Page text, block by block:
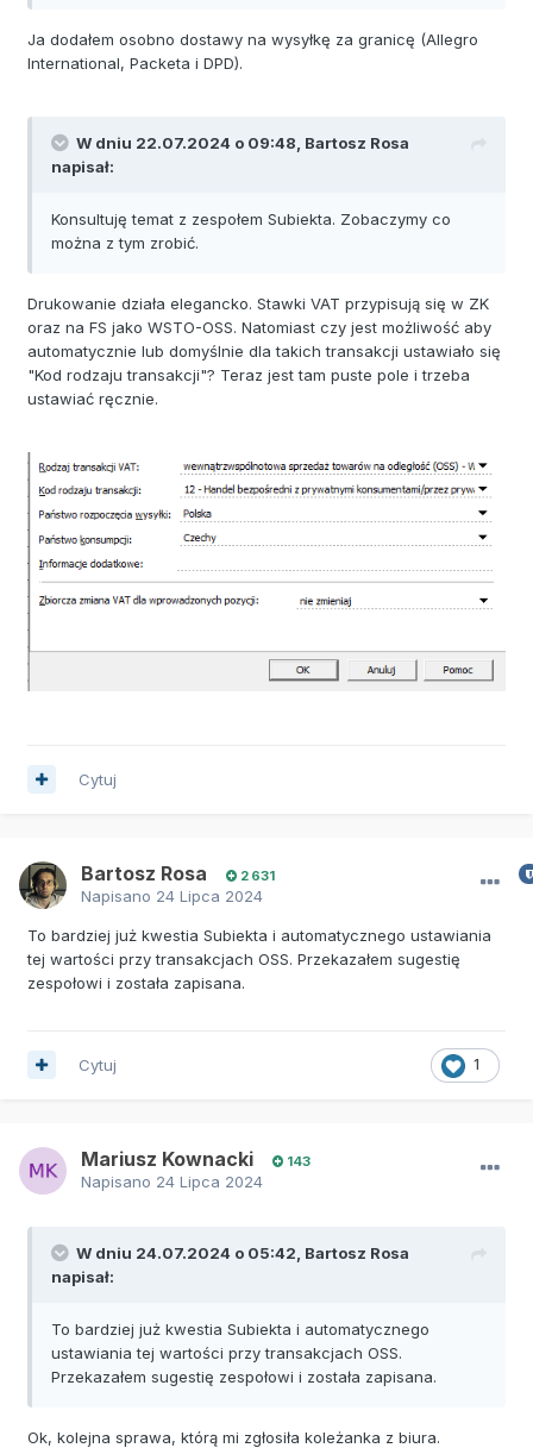
Ja dodałem osobno dostawy na wysyłkę za granicę (Allegro
International, Packeta i DPD).
W dniu 22.07.2024 o 09:48, Bartosz Rosa
napisał:
Konsultuję temat z zespołem Subiekta. Zobaczymy co
można z tym zrobić.
Drukowanie działa elegancko. Stawki VAT przypisują się w ZK
oraz na FS jako WSTO-OSS. Natomiast czy jest możliwość aby
automatycznie lub domyślnie dla takich transakcji ustawiało się
"Kod rodzaju transakcji"? Teraz jest tam puste pole i trzeba
ustawiać ręcznie.
Cytuj
Bartosz Rosa 2 631
Napisano 24 Lipca 2024
To bardziej już kwestia Subiekta i automatycznego ustawiania
tej wartości przy transakcjach OSS. Przekazałem sugestię
zespołowi i została zapisana.
1
Cytuj
Mariusz Kownacki 143
Napisano 24 Lipca 2024
W dniu 24.07.2024 o 05:42, Bartosz Rosa
napisał:
To bardziej już kwestia Subiekta i automatycznego
ustawiania tej wartości przy transakcjach OSS.
Przekazałem sugestię zespołowi i została zapisana.
Ok, kolejna sprawa, którą mi zgłosiła koleżanka z biura.